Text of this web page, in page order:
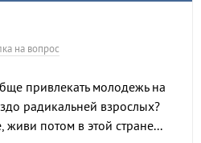
на вопрос
привлекать молодежь на
радикальней взрослых?
живи потом в этой стране...